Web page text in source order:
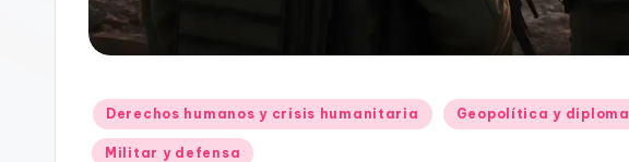
Publicado
en
Derechos humanos y crisis humanitaria Geopolítica y
Militar y defensa